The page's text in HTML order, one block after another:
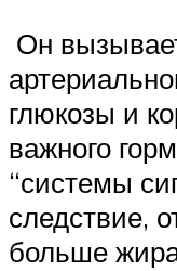
Он
глюкозы и
важного
“системы
следствие,
больше